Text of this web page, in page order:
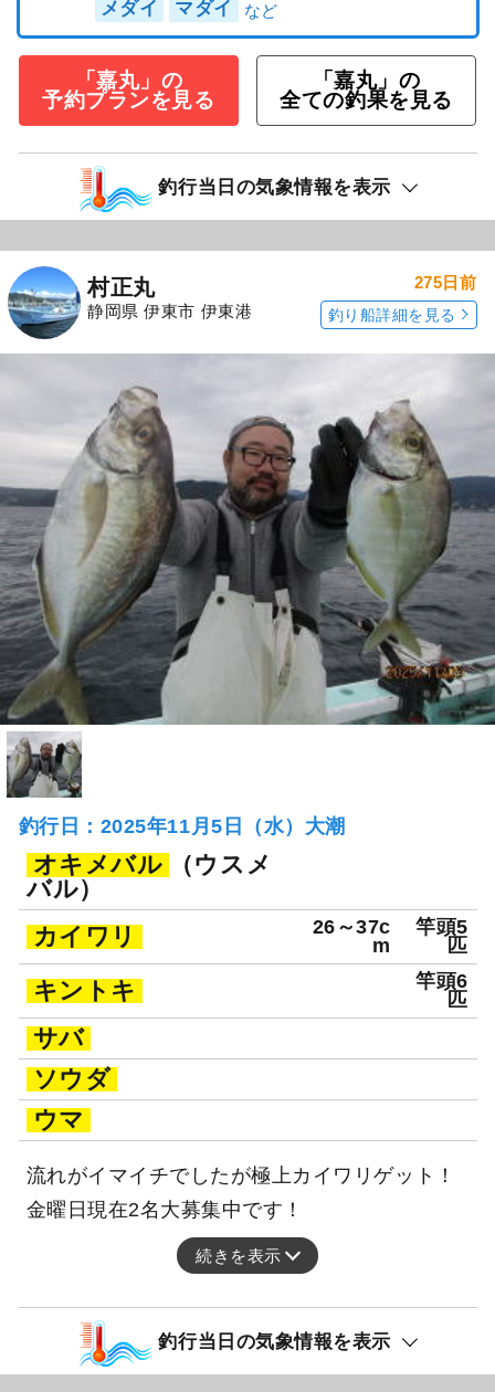
メダイ マダイ
「嘉丸」の
予約プランを見る
「嘉丸」の
全ての釣果を見る
釣行当日の気象情報を表示
村正丸
静岡県 伊東市 伊東港
275日前
釣り船詳細を見る
釣行日：2025年11月5日（水）大潮
オキメバル
（ウスメ
バル）
カイワリ
26～37c
m
竿頭5
匹
キントキ
竿頭6
匹
サバ
ソウダ
ウマ
流れがイマイチでしたが極上カイワリゲット！
金曜日現在2名大募集中です！
続きを表示
釣行当日の気象情報を表示